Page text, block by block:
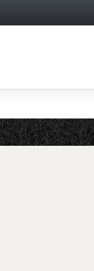
北欧らしいギフトをお探し